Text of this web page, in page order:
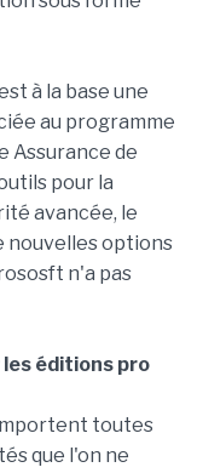
à la base une
au programme
Assurance de
pour la
avancée, le
nouvelles options
n'a pas
éditions pro
toutes
que l'on ne